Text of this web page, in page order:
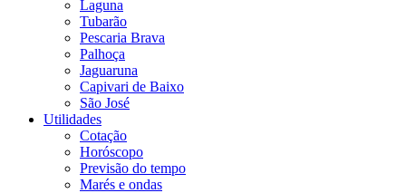
Laguna
Tubarão
Pescaria Brava
Palhoça
Jaguaruna
Capivari de Baixo
São José
Utilidades
Cotação
Horóscopo
Previsão do tempo
Marés e ondas